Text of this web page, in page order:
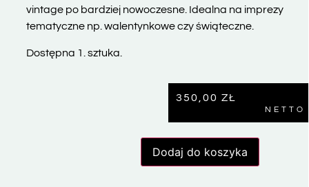
vintage po bardziej nowoczesne. Idealna na imprezy
tematyczne np. walentynkowe czy świąteczne.
Dostępna 1. sztuka.
350,00 ZŁ
NETTO
Dodaj do koszyka